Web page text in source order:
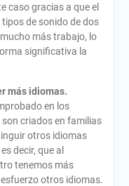
caso gracias a que el
de sonido de dos
más trabajo, lo
significativa la
más idiomas.
en los
criados en familias
otros idiomas
decir, que al
tenemos más
otros idiomas.